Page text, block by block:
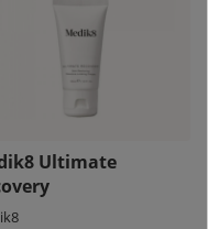
Ultimate